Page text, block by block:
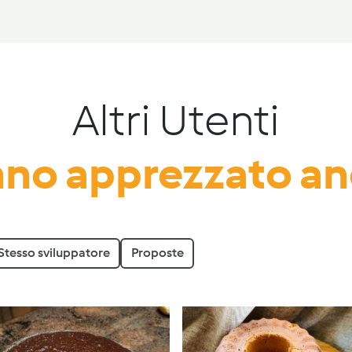
Altri Utenti
apprezzato
sviluppatore Proposte